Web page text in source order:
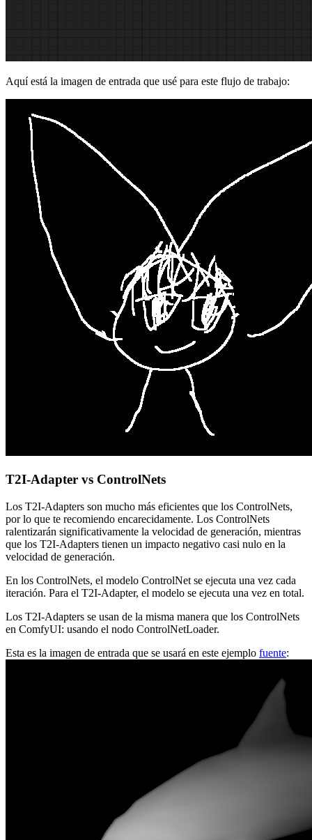
Aquí está la imagen de entrada que usé para este flujo de trabajo:
T2I-Adapter vs ControlNets
Los T2I-Adapters son mucho más eficientes que los ControlNets,
por lo que te recomiendo encarecidamente. Los ControlNets
ralentizarán significativamente la velocidad de generación, mientras
que los T2I-Adapters tienen un impacto negativo casi nulo en la
velocidad de generación.
En los ControlNets, el modelo ControlNet se ejecuta una vez cada
iteración. Para el T2I-Adapter, el modelo se ejecuta una vez en total.
Los T2I-Adapters se usan de la misma manera que los ControlNets
en ComfyUI: usando el nodo ControlNetLoader.
Esta es la imagen de entrada que se usará en este ejemplo fuente: